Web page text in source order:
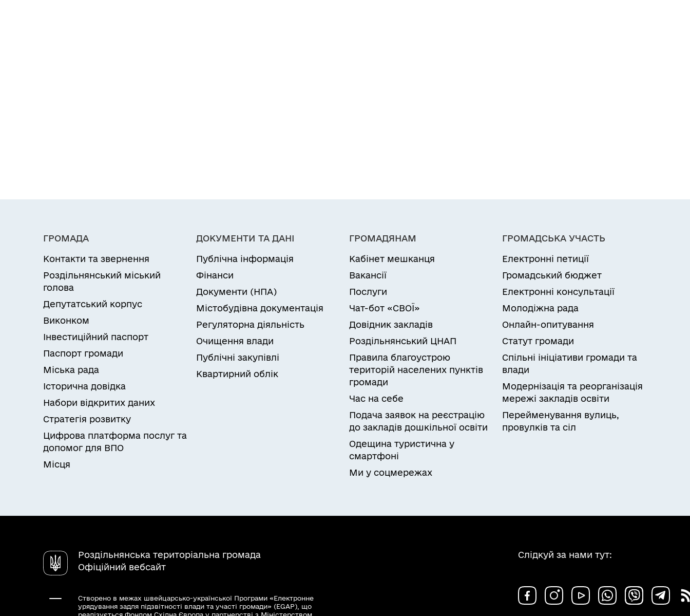
ГРОМАДА
Контакти та звернення
Роздільнянський міський
голова
Депутатський корпус
Виконком
Інвестиційний паспорт
Паспорт громади
Міська рада
Історична довідка
Набори відкритих даних
Стратегія розвитку
Цифрова платформа послуг та
допомог для ВПО
Місця
ДОКУМЕНТИ ТА ДАНІ
Публічна інформація
Фінанси
Документи (НПА)
Містобудівна документація
Регуляторна діяльність
Очищення влади
Публічні закупівлі
Квартирний облік
ГРОМАДЯНАМ
Кабінет мешканця
Вакансії
Послуги
Чат-бот «СВОЇ»
Довідник закладів
Роздільнянський ЦНАП
Правила благоустрою
територій населених пунктів
громади
Час на себе
Подача заявок на реєстрацію
до закладів дошкільної освіти
Одещина туристична у
смартфоні
Ми у соцмережах
ГРОМАДСЬКА УЧАСТЬ
Електронні петиції
Громадський бюджет
Електронні консультації
Молодіжна рада
Онлайн-опитування
Статут громади
Спільні ініціативи громади та
влади
Модернізація та реорганізація
мережі закладів освіти
Перейменування вулиць,
провулків та сіл
Роздільнянська територіальна громада
Офіційний вебсайт
Створено в межах швейцарсько-української Програми «Електронне
урядування задля підзвітності влади та участі громади» (EGAP), що
реалізується Фондом Східна Європа у партнерстві з Міністерством
Слідкуй за нами тут: